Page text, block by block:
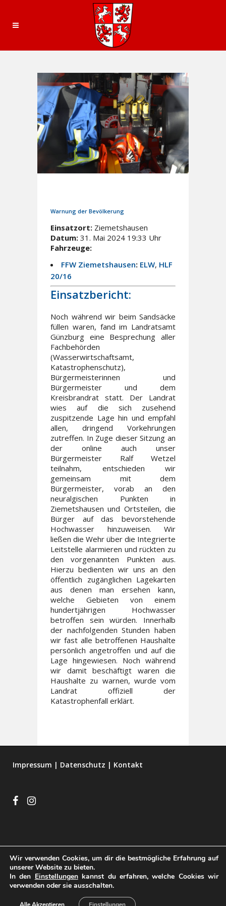
Warnung der Bevölkerung
Einsatzort: Ziemetshausen
Datum: 31. Mai 2024 19:33 Uhr
Fahrzeuge:
FFW Ziemetshausen: ELW, HLF
20/16
Einsatzbericht:
Noch während wir beim Sandsäcke
füllen waren, fand im Landratsamt
Günzburg eine Besprechung aller
Fachbehörden
(Wasserwirtschaftsamt,
Katastrophenschutz),
Bürgermeisterinnen und
Bürgermeister und dem
Kreisbrandrat statt. Der Landrat
wies auf die sich zusehend
zuspitzende Lage hin und empfahl
allen, dringend Vorkehrungen
zutreffen. In Zuge dieser Sitzung an
der online auch unser
Bürgermeister Ralf Wetzel
teilnahm, entschieden wir
gemeinsam mit dem
Bürgermeister, vorab an den
neuralgischen Punkten in
Ziemetshausen und Ortsteilen, die
Bürger auf das bevorstehende
Hochwasser hinzuweisen. Wir
ließen die Wehr über die Integrierte
Leitstelle alarmieren und rückten zu
den vorgenannten Punkten aus.
Hierzu bedienten wir uns an den
öffentlich zugänglichen Lagekarten
aus denen man ersehen kann,
welche Gebieten von einem
hundertjährigen Hochwasser
betroffen sein würden. Innerhalb
der nachfolgenden Stunden haben
wir fast alle betroffenen Haushalte
persönlich angetroffen und auf die
Lage hingewiesen. Noch während
wir damit beschäftigt waren die
Haushalte zu warnen, wurde vom
Landrat offiziell der
Katastrophenfall erklärt.
Impressum | Datenschutz | Kontakt
Wir verwenden Cookies, um dir die bestmögliche Erfahrung auf
unserer Website zu bieten.
In den Einstellungenkannst du erfahren, welche Cookies wir
verwenden oder sie ausschalten.